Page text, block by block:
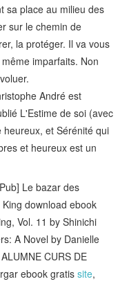
sa place au milieu des
sur le chemin de
la protéger. Il va vous
imparfaits. Non
André est
L'Estime de soi (avec
et Sérénité qui
et heureux est un
Le bazar des
download ebook
Vol. 11 by Shinichi
A Novel by Danielle
CURS DE
ebook gratissite,